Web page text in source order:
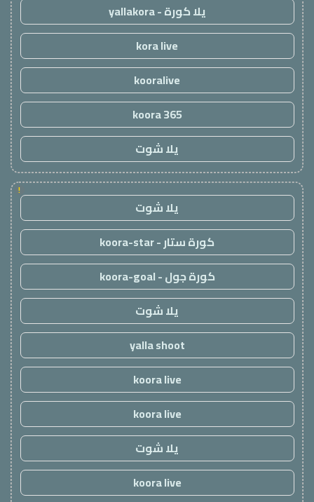
يلا كورة - yallakora
kora live
kooralive
koora 365
يلا شوت
!
يلا شوت
كورة ستار - koora-star
كورة جول - koora-goal
يلا شوت
yalla shoot
koora live
koora live
يلا شوت
koora live